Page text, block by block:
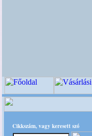
Cikkszám, vagy keresett szó
Világ